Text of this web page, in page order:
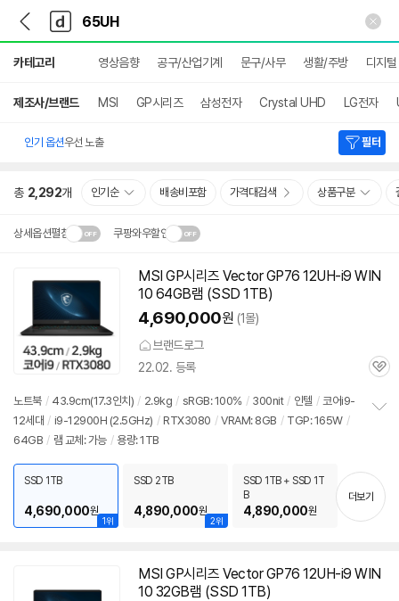
다
나
와
가
기
다
와
메
인
카테고리 영상음향 공구/산업기계 문구/사무 생활/주방 디지
제조사/브랜드 MSI GP시리즈 삼성전자 Crystal UHD LG전자
인기 옵션우선 노출 필터
총 2,292개 인기순 배송비포함 가격대검색 상품구분
상세옵션펼침 쿠팡와우할인
배송·설치비가 달라집니다.닫
기
MSI GP시리즈 Vector GP76 12UH-i9 WIN
10 64GB램 (SSD 1TB)
4,690,000원 (1몰)
브랜드로그
22.02. 등록
관
노트북 / 43.9cm(17.3인치) / 2.9kg / sRGB: 100% / 300nit / 인텔 / 코어i9-
12세대 / i9-12900H (2.5GHz) / RTX3080 / VRAM: 8GB / TGP: 165W /
64GB / 램 교체: 가능 / 용량: 1TB
기
1위
SSD 1TB
4,690,000원
2위
SSD 2TB
4,890,000원
SSD 1TB + SSD 1T
B
4,890,000원
더보기
MSI GP시리즈 Vector GP76 12UH-i9 WIN
10 32GB램 (SSD 1TB)